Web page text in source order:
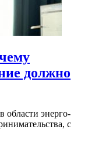
должно
области энерго-
с